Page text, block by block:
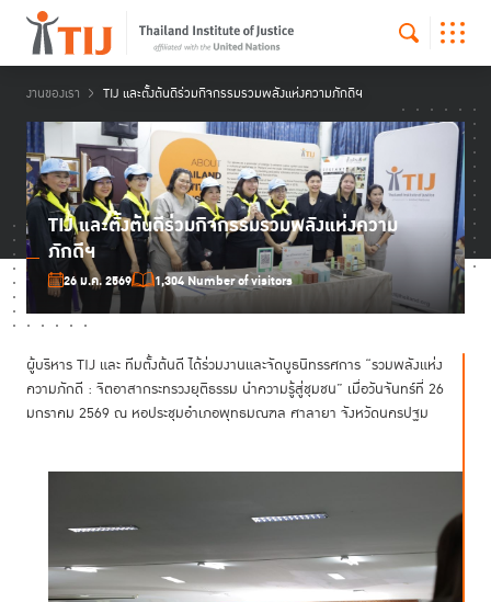
งานของเรา TIJ และตั้งต้นดีร่วมกิจกรรมรวมพลังแห่งความภักดีฯ
TIJ และตั้งต้นดีร่วมกิจกรรมรวมพลังแห่งความ
ภักดีฯ
26 ม.ค. 2569 1,304 Number of visitors
ผู้บริหาร TIJ และ ทีมตั้งต้นดี ได้ร่วมงานและจัดบูธนิทรรศการ “รวมพลังแห่ง
ความภักดี : จิตอาสากระทรวงยุติธรรม นำความรู้สู่ชุมชน” เมื่อวันจันทร์ที่ 26
มกราคม 2569 ณ หอประชุมอำเภอพุทธมณฑล ศาลายา จังหวัดนครปฐม